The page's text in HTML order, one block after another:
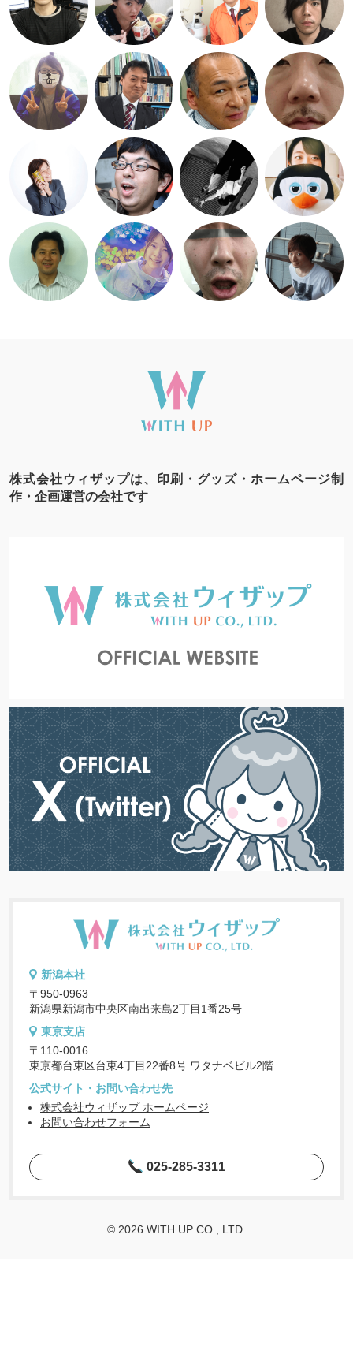
株式会社ウィザップは、印刷・グッズ・ホームページ制
作・企画運営の会社です
新潟本社
〒950-0963
新潟県新潟市中央区南出来島2丁目1番25号
東京支店
〒110-0016
東京都台東区台東4丁目22番8号 ワタナベビル2階
公式サイト・お問い合わせ先
株式会社ウィザップ ホームページ
お問い合わせフォーム
025-285-3311
© 2026 WITH UP CO., LTD.